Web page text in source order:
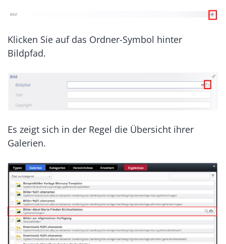
Klicken Sie auf das Ordner-Symbol hinter
Bildpfad.
Es zeigt sich in der Regel die Übersicht ihrer
Galerien.